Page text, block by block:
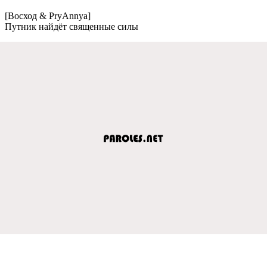
[Восход & PryAnnya]
Путник найдёт свящeнныe силы